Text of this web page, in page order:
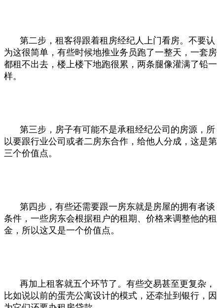
第二步，租客得跟着租房经纪人上门看房。不要认
为这很简单，有些时候地推业务员跑了一整天，一套房
都租不出去，楼上楼下地跑很累，两条腿像灌满了铅一
样。
第三步，房子有可能不是承租经纪公司的房源，所
以要跟行业公司或者二房东合作，给他人分成，这是第
三个价值点。
第四步，有些还需要跟一房东就是房屋的拥有者谈
条件，一些房东会根据租户的租期、价格来调整他的租
金，所以这又是一个价值点。
再加上租客就五个环节了。有些交易甚至更复杂，
比如说以前的蛋壳公寓设计的模式，还牵扯到银行，因